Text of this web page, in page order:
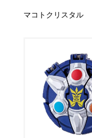
マコトクリスタル